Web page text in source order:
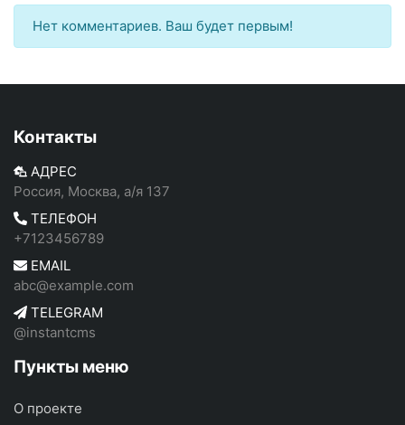
Нет комментариев. Ваш будет первым!
Контакты
АДРЕС
Россия, Москва, а/я 137
ТЕЛЕФОН
+7123456789
EMAIL
abc@example.com
TELEGRAM
@instantcms
Пункты меню
О проекте